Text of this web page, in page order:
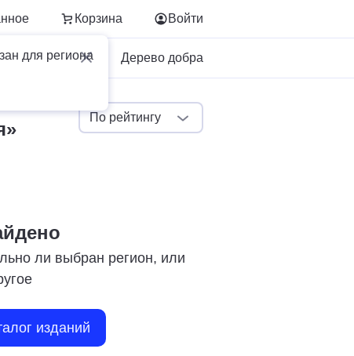
Корзина
для региона
Войти
Для бизнеса Дерево добра
По рейтингу
ли выбран регион, или
изданий